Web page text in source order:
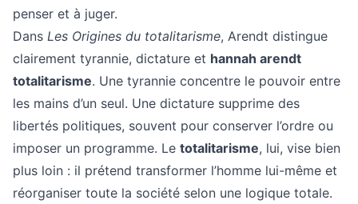
penser et à juger.
Dans Les Origines du totalitarisme, Arendt distingue
clairement tyrannie, dictature et hannah arendt
totalitarisme. Une tyrannie concentre le pouvoir entre
les mains d’un seul. Une dictature supprime des
libertés politiques, souvent pour conserver l’ordre ou
imposer un programme. Le totalitarisme, lui, vise bien
plus loin : il prétend transformer l’homme lui-même et
réorganiser toute la société selon une logique totale.